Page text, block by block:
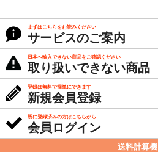
まずはこちらをお読みください
サービスのご案内
日本へ輸入できない商品をご確認ください
取り扱いできない商品
登録は無料で簡単にできます
新規会員登録
既に登録済みの方はこちらから
会員ログイン
送料計算機